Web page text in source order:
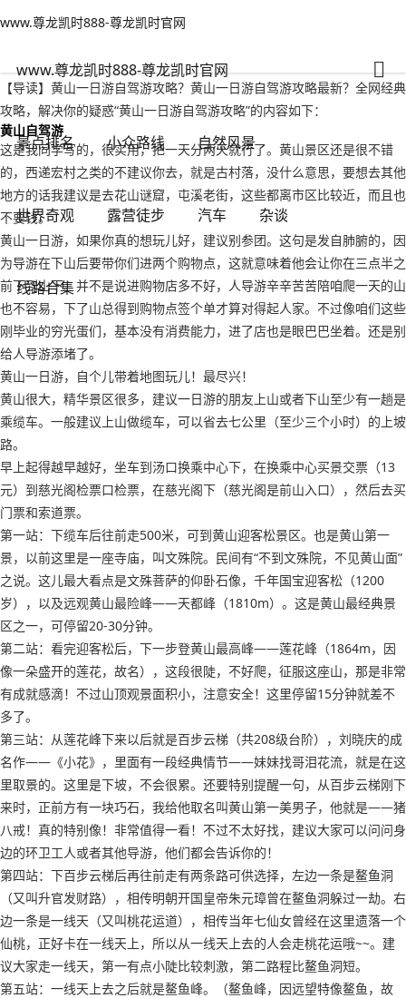
www.尊龙凯时888-尊龙凯时官网
www.尊龙凯时888-尊龙凯时官网
景点排名 小众路线 自然风景
世界奇观 露营徒步 汽车 杂谈
线路合集
www.尊龙凯时888-尊龙凯时官网
黄山一日游自驾游攻略？黄山一日游自驾游攻略最新-www.尊龙凯时888
【导读】黄山一日游自驾游攻略？黄山一日游自驾游攻略最新？全网经典
攻略，解决你的疑惑“黄山一日游自驾游攻略”的内容如下：
黄山自驾游
这是我同学写的，很实用，把一天分两天就行了。黄山景区还是很不错
的，西递宏村之类的不建议你去，就是古村落，没什么意思，要想去其他
地方的话我建议是去花山谜窟，屯溪老街，这些都离市区比较近，而且也
不要钱。
黄山一日游，如果你真的想玩儿好，建议别参团。这句是发自肺腑的，因
为导游在下山后要带你们进两个购物点，这就意味着他会让你在三点半之
前下到山下。并不是说进购物店多不好，人导游辛辛苦苦陪咱爬一天的山
也不容易，下了山总得到购物点签个单才算对得起人家。不过像咱们这些
刚毕业的穷光蛋们，基本没有消费能力，进了店也是眼巴巴坐着。还是别
给人导游添堵了。
黄山一日游，自个儿带着地图玩儿！最尽兴！
黄山很大，精华景区很多，建议一日游的朋友上山或者下山至少有一趟是
乘缆车。一般建议上山做缆车，可以省去七公里（至少三个小时）的上坡
路。
早上起得越早越好，坐车到汤口换乘中心下，在换乘中心买景交票（13
元）到慈光阁检票口检票，在慈光阁下（慈光阁是前山入口），然后去买
门票和索道票。
第一站：下缆车后往前走500米，可到黄山迎客松景区。也是黄山第一
景，以前这里是一座寺庙，叫文殊院。民间有“不到文殊院，不见黄山面”
之说。这儿最大看点是文殊菩萨的仰卧石像，千年国宝迎客松（1200
岁），以及远观黄山最险峰——天都峰（1810m）。这是黄山最经典景
区之一，可停留20-30分钟。
第二站：看完迎客松后，下一步登黄山最高峰——莲花峰（1864m，因
像一朵盛开的莲花，故名），这段很陡，不好爬，征服这座山，那是非常
有成就感滴！不过山顶观景面积小，注意安全！这里停留15分钟就差不
多了。
第三站：从莲花峰下来以后就是百步云梯（共208级台阶），刘晓庆的成
名作——《小花》，里面有一段经典情节——妹妹找哥泪花流，就是在这
里取景的。这里是下坡，不会很累。还要特别提醒一句，从百步云梯刚下
来时，正前方有一块巧石，我给他取名叫黄山第一美男子，他就是——猪
八戒！真的特别像！非常值得一看！不过不太好找，建议大家可以问问身
边的环卫工人或者其他导游，他们都会告诉你的！
第四站：下百步云梯后再往前走有两条路可供选择，左边一条是鳌鱼洞
（又叫升官发财路），相传明朝开国皇帝朱元璋曾在鳌鱼洞躲过一劫。右
边一条是一线天（又叫桃花运道），相传当年七仙女曾经在这里遗落一个
仙桃，正好卡在一线天上，所以从一线天上去的人会走桃花运哦~~。建
议大家走一线天，第一有点小陡比较刺激，第二路程比鳌鱼洞短。
第五站：一线天上去之后就是鳌鱼峰。（鳌鱼峰，因远望特像鳌鱼，故